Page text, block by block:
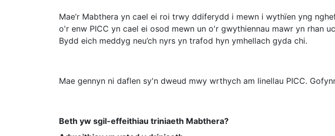
Mae’r Mabthera yn cael ei roi trwy ddiferydd i mewn i wythïen yng
o'r enw PICC yn cael ei osod mewn un o'r gwythiennau mawr yn rhan
Bydd eich meddyg neu’ch nyrs yn trafod hyn ymhellach gyda chi.
Mae gennyn ni daflen sy'n dweud mwy wrthych am linellau PICC.
Beth yw sgil-effeithiau triniaeth Mabthera?